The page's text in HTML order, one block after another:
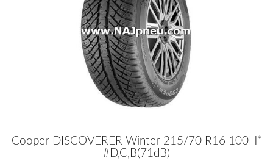
Cooper DISCOVERER Winter 215/70 R16 100H*
#D,C,B(71dB)